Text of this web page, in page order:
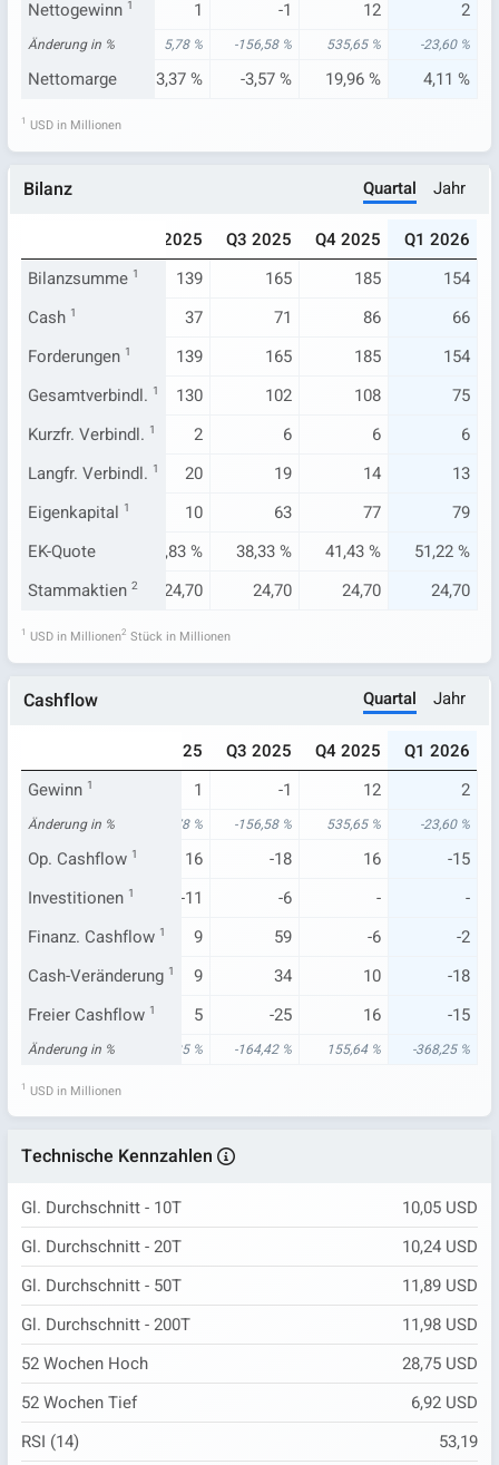
Nettogewinn 1
3 1 -1 12 2
Änderung in %
19.760,00 % 5,78 % -156,58 % 535,65 % -23,60 %
Nettomarge
3,01 % 3,37 % -3,57 % 19,96 % 4,11 %
1 USD in Millionen
Bilanz Quartal Jahr
Q2 2025 Q3 2025 Q4 2025
Q1 2026
Bilanzsumme 1
114 139 165 185
154
Cash 1 37 71 86
66
Forderungen 1
114 139 165 185
154
Gesamtverbindl. 1
104 130 102 108
75
Kurzfr. Verbindl. 1
2 2 6 6
6
Langfr. Verbindl. 1
8 20 19 14
13
Eigenkapital 1
9 10 63 77
79
EK-Quote
8,27 % 6,83 % 38,33 % 41,43 %
51,22 %
Stammaktien 2
24,70 24,70 24,70 24,70 24,70
1 USD in Millionen2 Stück in Millionen
Cashflow Quartal Jahr
Q2 2025 Q3 2025 Q4 2025
Q1 2026
Gewinn 1 1 -1 12 2
Änderung in %
19.760,00 % 5,78 % -156,58 % 535,65 % -23,60 %
Op. Cashflow 1
21 16 -18 16
-15
Investitionen 1
-15 -11 -6 -
-
Finanz. Cashflow 1
-2 9 59 -6
-2
Cash-Veränderung 1
4 9 34 10
-18
Freier Cashflow 1
6 5 -25 16 -15
Änderung in %
121,10 % 190,35 % -164,42 % 155,64 % -368,25 %
1 USD in Millionen
Technische Kennzahlen
Gl. Durchschnitt - 10T
10,05 USD
Gl. Durchschnitt - 20T
10,24 USD
Gl. Durchschnitt - 50T
11,89 USD
Gl. Durchschnitt - 200T
11,98 USD
52 Wochen Hoch
28,75 USD
52 Wochen Tief
6,92 USD
RSI (14)
53,19